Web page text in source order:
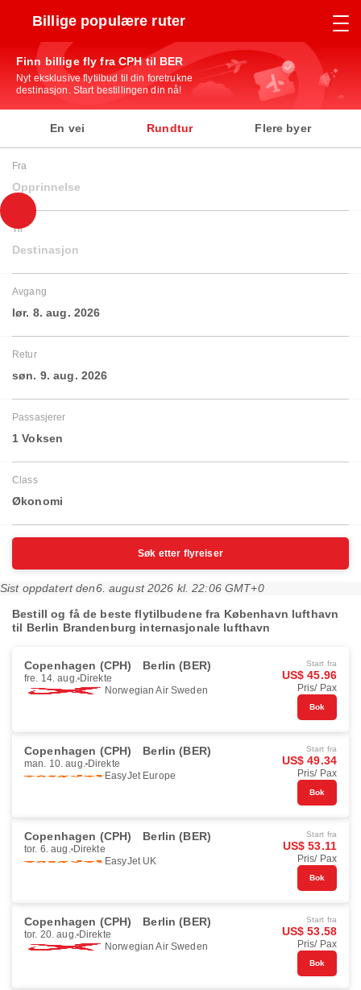
Billige populære ruter
Finn billige fly fra CPH til BER
Nyt eksklusive flytilbud til din foretrukne
destinasjon. Start bestillingen din nå!
En vei Rundtur Flere byer
Fra
Opprinnelse
Til
Destinasjon
Avgang
lør. 8. aug. 2026
Retur
søn. 9. aug. 2026
Passasjerer
1 Voksen
Class
Økonomi
Søk etter flyreiser
Sist oppdatert den6. august 2026 kl. 22:06 GMT+0
Bestill og få de beste flytilbudene fra København lufthavn
til Berlin Brandenburg internasjonale lufthavn
Copenhagen (CPH) Berlin (BER)
fre. 14. aug. Direkte
Norwegian Air Sweden
Start fra
US$ 45.96
Pris/ Pax
Bok
Copenhagen (CPH) Berlin (BER)
man. 10. aug. Direkte
EasyJet Europe
Start fra
US$ 49.34
Pris/ Pax
Bok
Copenhagen (CPH) Berlin (BER)
tor. 6. aug. Direkte
EasyJet UK
Start fra
US$ 53.11
Pris/ Pax
Bok
Copenhagen (CPH) Berlin (BER)
tor. 20. aug. Direkte
Norwegian Air Sweden
Start fra
US$ 53.58
Pris/ Pax
Bok